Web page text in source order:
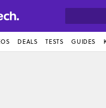
DEALS TESTS GUIDES